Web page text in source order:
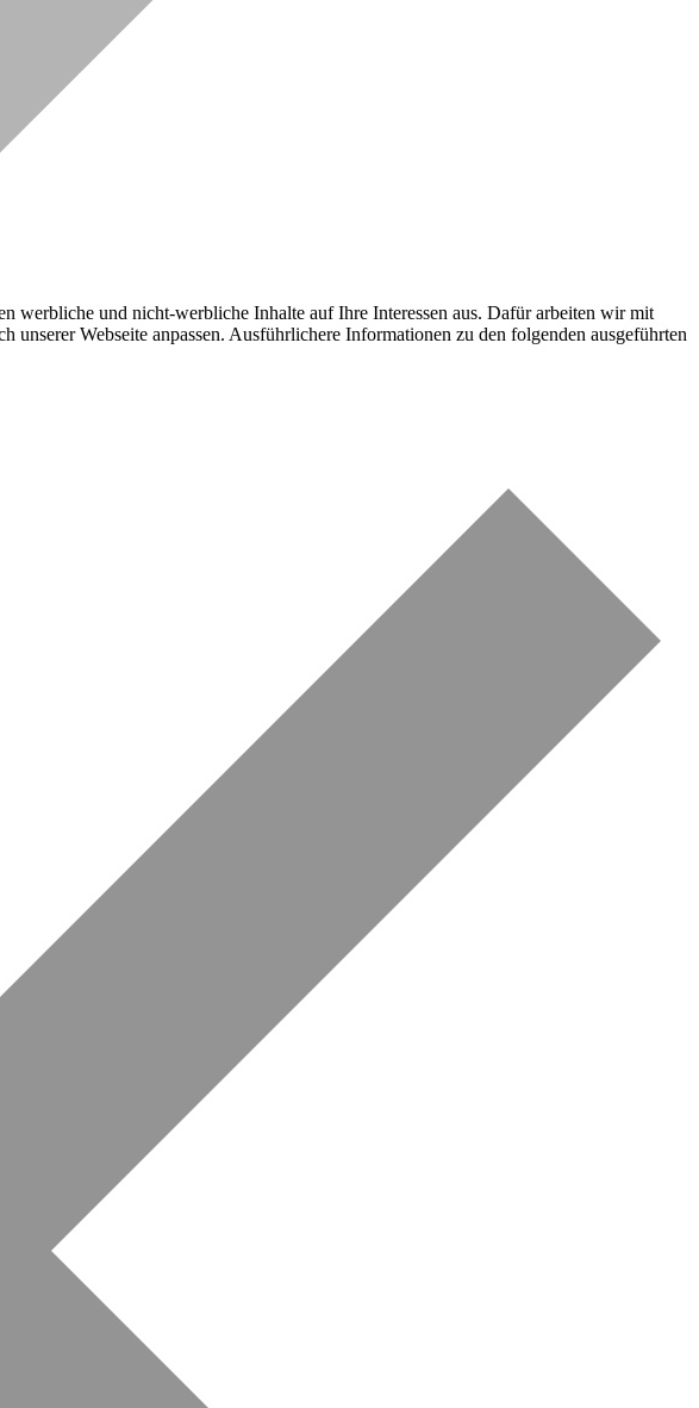
werbliche und nicht-werbliche Inhalte auf Ihre Interessen aus. Dafür arbeiten wir mit
Webseite anpassen. Ausführlichere Informationen zu den folgenden ausgeführten